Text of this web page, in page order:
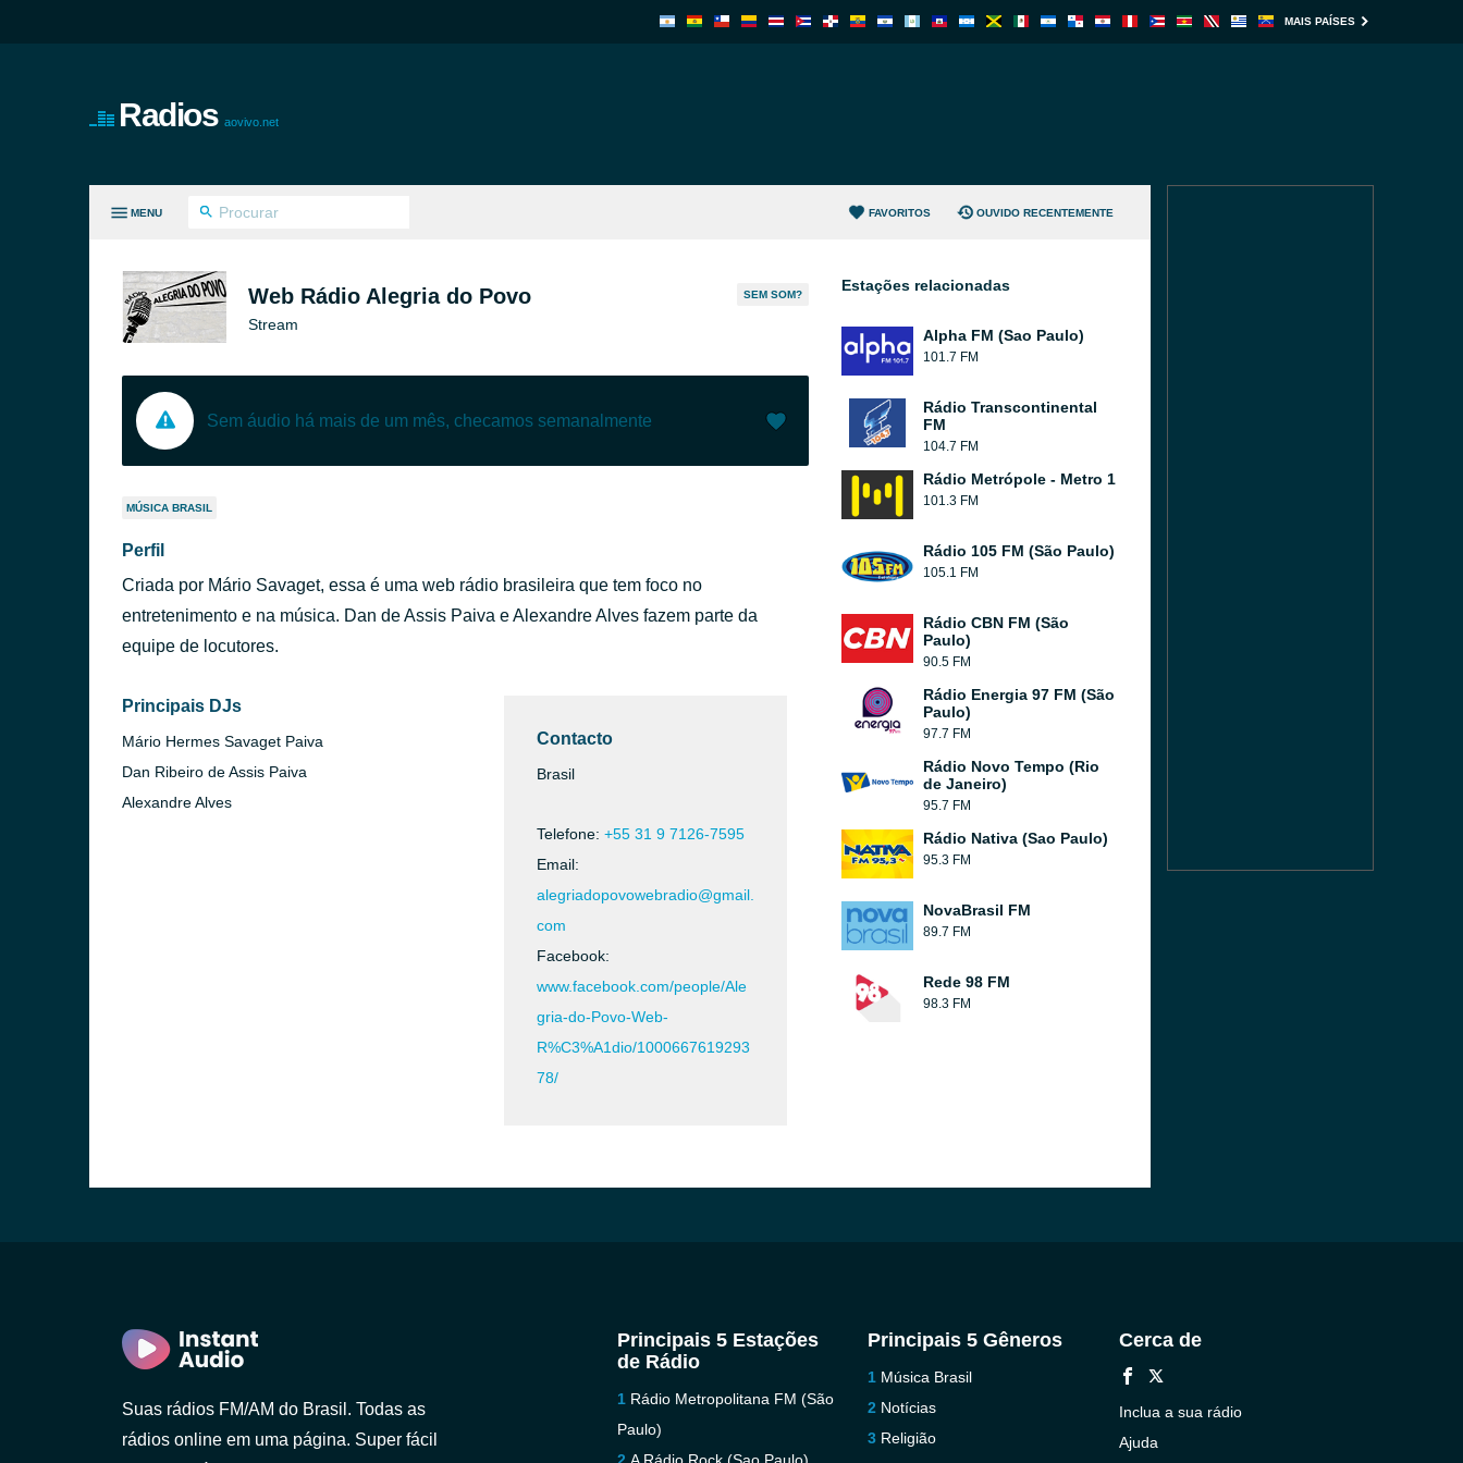
MAIS PAÍSES
Radios aovivo.net
MENU FAVORITOS OUVIDO RECENTEMENTE
Web Rádio Alegria do Povo
Stream
SEM SOM?
Sem áudio há mais de um mês, checamos semanalmente
MÚSICA BRASIL
Perfil
Criada por Mário Savaget, essa é uma web rádio brasileira que tem foco no
entretenimento e na música. Dan de Assis Paiva e Alexandre Alves fazem parte da
equipe de locutores.
Principais DJs
Mário Hermes Savaget Paiva
Dan Ribeiro de Assis Paiva
Alexandre Alves
Contacto
Brasil
Telefone: +55 31 9 7126-7595
Email:
alegriadopovowebradio@gmail.
com
Facebook:
www.facebook.com/people/Ale
gria-do-Povo-Web-
R%C3%A1dio/1000667619293
78/
Estações relacionadas
Alpha FM (Sao Paulo)
101.7 FM
Rádio Transcontinental
FM
104.7 FM
Rádio Metrópole - Metro 1
101.3 FM
Rádio 105 FM (São Paulo)
105.1 FM
Rádio CBN FM (São
Paulo)
90.5 FM
Rádio Energia 97 FM (São
Paulo)
97.7 FM
Rádio Novo Tempo (Rio
de Janeiro)
95.7 FM
Rádio Nativa (Sao Paulo)
95.3 FM
NovaBrasil FM
89.7 FM
Rede 98 FM
98.3 FM
Suas rádios FM/AM do Brasil. Todas as
rádios online em uma página. Super fácil
Principais 5 Estações
de Rádio
Rádio Metropolitana FM (São
Paulo)
Principais 5 Gêneros
Música Brasil
Notícias
Religião
Cerca de
Inclua a sua rádio
Ajuda